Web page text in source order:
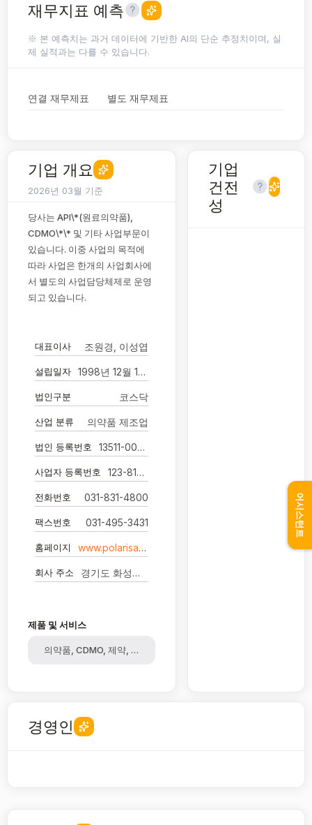
재무지표 예측
※ 본 예측치는 과거 데이터에 기반한 AI의 단순 추정치이며, 실
제 실적과는 다를 수 있습니다.
연결 재무제표 별도 재무제표
기업 개요
2026년 03월 기준
당사는 API\*(원료의약품),
CDMO\*\* 및 기타 사업부문이
있습니다. 이중 사업의 목적에
따라 사업은 한개의 사업회사에
서 별도의 사업담당체제로 운영
되고 있습니다.
대표이사 조원경, 이성엽
설립일자 1998년 12월 17일
법인구분 코스닥
산업 분류 의약품 제조업
법인 등록번호 13511-0047782
사업자 등록번호 123-81-47345
전화번호 031-831-4800
팩스번호 031-495-3431
홈페이지 www.polarisaipharma.com
회사 주소 경기도 화성시 향남읍 발안공단로 25
제품 및 서비스
의약품, CDMO, 제약, 원료
기업
건전
성
경영인
어시스턴트